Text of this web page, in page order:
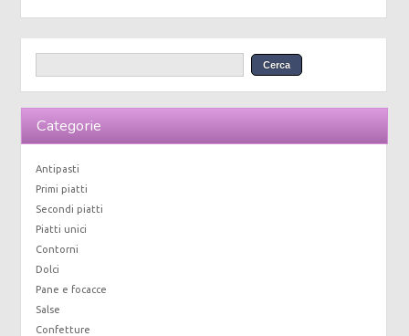
Categorie
Antipasti
Primi piatti
Secondi piatti
Piatti unici
Contorni
Dolci
Pane e focacce
Salse
Confetture